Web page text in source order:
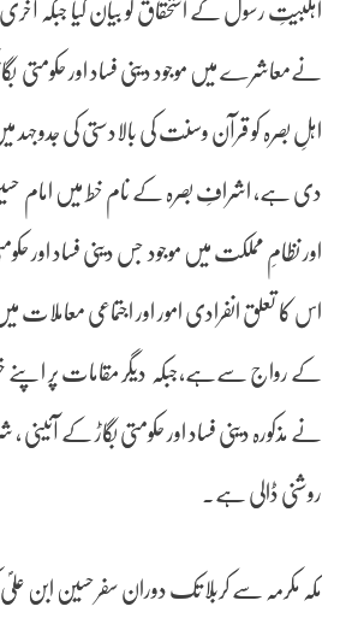
اہلبیتِ رسول کے استحقاق کو بیان کیا جبکہ
نےمعاشرے میں موجود دینی فساد اور حکومتی
اہلِ بصرہ کو قرآن وسنت کی بالادستی کی
دی ہے، اشرافِ بصرہ کے نام خط میں امام
اور نظامِ مملکت میں موجود جس دینی فساد اور
اس کا تعلق انفرادی امور اور اجتماعی
کے رواج سےہے،جبکہ دیگر مقامات پر اپنے
نے مذکورہ دینی فساد اور حکومتی بگاڑ کے آئینی ،
روشنی ڈالی ہے۔
مکہ مکرمہ سے کربلا تک دوران سفر حسین